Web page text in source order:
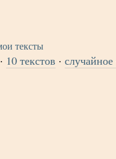
· 10 текстов ·случайное